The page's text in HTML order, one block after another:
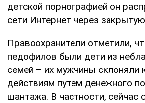
детской порнографией он
сети Интернет через закрытую
Правоохранители отметили,
педофилов были дети из
семей – их мужчины склоняли
действиям путем денежного
шантажа. В частности, сейчас